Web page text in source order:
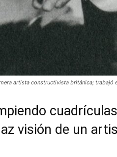
artista constructivista británica; trabajó
visión de un